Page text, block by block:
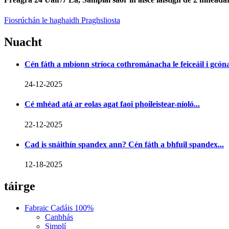
Fiosrúchán le haghaidh Praghsliosta
Nuacht
Cén fáth a mbíonn stríoca cothrománacha le feiceáil i
24-12-2025
Cé mhéad atá ar eolas agat faoi phoileistear-níoló...
22-12-2025
Cad is snáithín spandex ann? Cén fáth a bhfuil spandex...
12-18-2025
táirge
Fabraic Cadáis 100%
Canbhás
Simplí